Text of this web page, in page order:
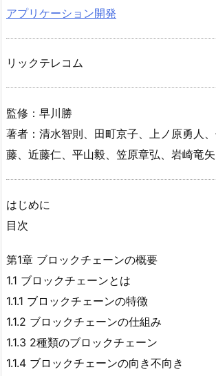
アプリケーション開発
リックテレコム
監修：早川勝
著者：清水智則、田町京子、上ノ原勇人
藤、近藤仁、平山毅、笠原章弘、岩崎竜
はじめに
目次
第1章 ブロックチェーンの概要
1.1 ブロックチェーンとは
1.1.1 ブロックチェーンの特徴
1.1.2 ブロックチェーンの仕組み
1.1.3 2種類のブロックチェーン
1.1.4 ブロックチェーンの向き不向き